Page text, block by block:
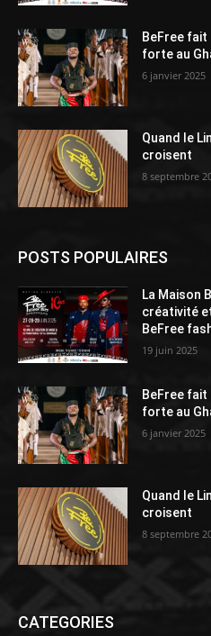
BeFree
forte au
6 janvier 2025
Quand le
croisent
8 septembre
POSTS POPULAIRES
La Maison
créativité
BeFree
19 juin 2025
BeFree
forte au
6 janvier 2025
Quand le
croisent
8 septembre
CATEGORIES